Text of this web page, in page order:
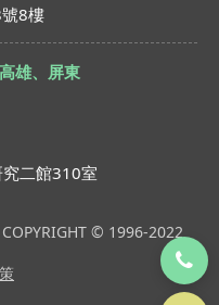
8樓
雄、屏東
二館310室
© 1996-2022